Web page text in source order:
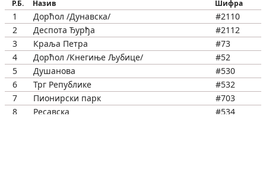
Р.Б. Назив Шифра
1 Дорћол /Дунавска/
#2110
2
Деспота Ђурђа
#2112
3
Краља Петра
#73
4
Дорћол /Кнегиње Љубице/
#52
5
Душанова
#530
6
Трг Републике
#532
7
Пионирски парк
#703
8
Ресавска
#534